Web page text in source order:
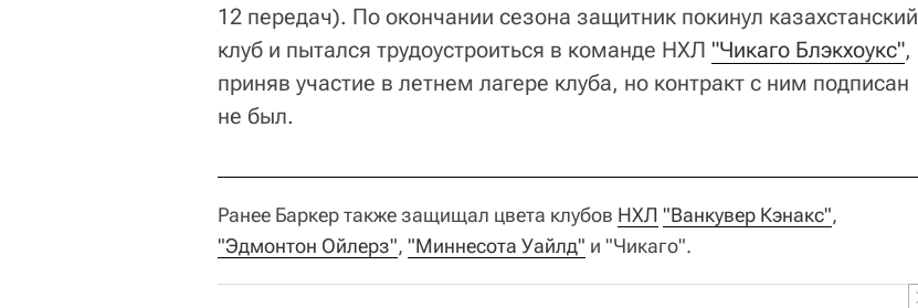
12 передач). По окончании сезона защитник покинул казахстанский
клуб и пытался трудоустроиться в команде НХЛ "Чикаго Блэкхоукс",
приняв участие в летнем лагере клуба, но контракт с ним подписан
не был.
Ранее Баркер также защищал цвета клубов НХЛ "Ванкувер Кэнакс",
"Эдмонтон Ойлерз", "Миннесота Уайлд" и "Чикаго".